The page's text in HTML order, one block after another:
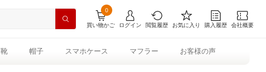
買い物かご
0
ログイン 閲覧履歴 お気に入り 購入履歴 会社概要
靴 帽子 スマホケース マフラー お客様の声